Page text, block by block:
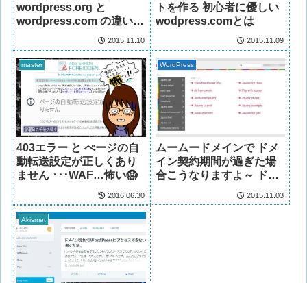
wordpress.org と
wordpress.com の違いと
2015.11.10
トを作る 初心者に優しい
wodpress.comとは
2015.11.09
master
403エラー と ぺージの自
動転送設定が正しくあり
ません ･･･WAF…怖い😱
2016.06.30
WordPress
ムームードメインで ドメ
イン契約期間が過ぎた場
合こうなりますよ～ ドメ
2015.11.03
Akismet